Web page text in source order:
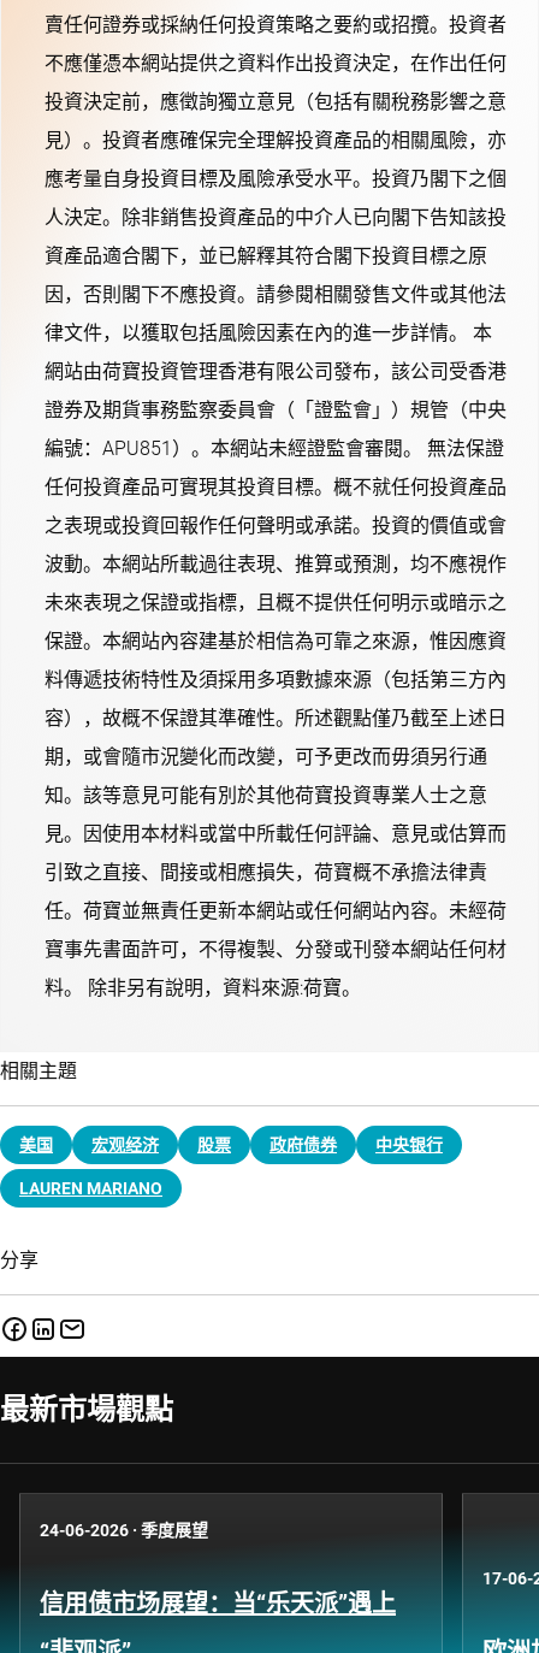
賣任何證券或採納任何投資策略之要約或招攬。投資者
不應僅憑本網站提供之資料作出投資決定，在作出任何
投資決定前，應徵詢獨立意見（包括有關稅務影響之意
見）。投資者應確保完全理解投資產品的相關風險，亦
應考量自身投資目標及風險承受水平。投資乃閣下之個
人決定。除非銷售投資產品的中介人已向閣下告知該投
資產品適合閣下，並已解釋其符合閣下投資目標之原
因，否則閣下不應投資。請參閱相關發售文件或其他法
律文件，以獲取包括風險因素在內的進一步詳情。 本
網站由荷寶投資管理香港有限公司發布，該公司受香港
證券及期貨事務監察委員會（「證監會」）規管（中央
編號：APU851）。本網站未經證監會審閱。 無法保證
任何投資產品可實現其投資目標。概不就任何投資產品
之表現或投資回報作任何聲明或承諾。投資的價值或會
波動。本網站所載過往表現、推算或預測，均不應視作
未來表現之保證或指標，且概不提供任何明示或暗示之
保證。本網站內容建基於相信為可靠之來源，惟因應資
料傳遞技術特性及須採用多項數據來源（包括第三方內
容），故概不保證其準確性。所述觀點僅乃截至上述日
期，或會隨市況變化而改變，可予更改而毋須另行通
知。該等意見可能有別於其他荷寶投資專業人士之意
見。因使用本材料或當中所載任何評論、意見或估算而
引致之直接、間接或相應損失，荷寶概不承擔法律責
任。荷寶並無責任更新本網站或任何網站內容。未經荷
寶事先書面許可，不得複製、分發或刊發本網站任何材
料。 除非另有說明，資料來源:荷寶。
相關主題
美国 宏观经济 股票 政府债券 中央银行
LAUREN MARIANO
分享
最新市場觀點
24-06-2026 · 季度展望
信用债市场展望：当“乐天派”遇上
17-06-